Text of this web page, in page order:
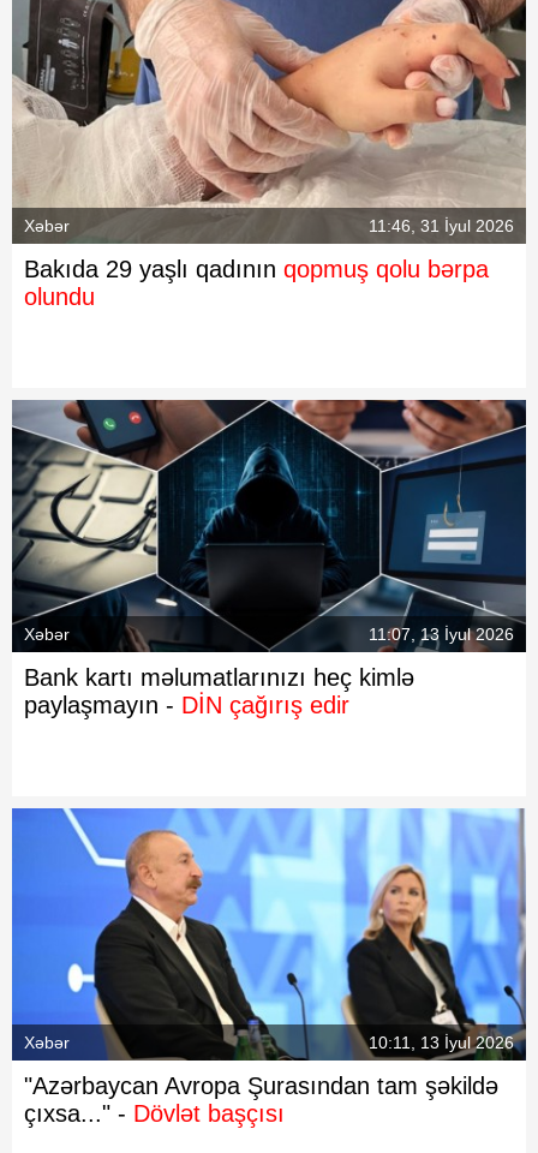
Xəbər 11:46, 31 İyul 2026
Bakıda 29 yaşlı qadının qopmuş qolu bərpa
olundu
Xəbər 11:07, 13 İyul 2026
Bank kartı məlumatlarınızı heç kimlə
paylaşmayın - DİN çağırış edir
Xəbər 10:11, 13 İyul 2026
"Azərbaycan Avropa Şurasından tam şəkildə
çıxsa..." - Dövlət başçısı